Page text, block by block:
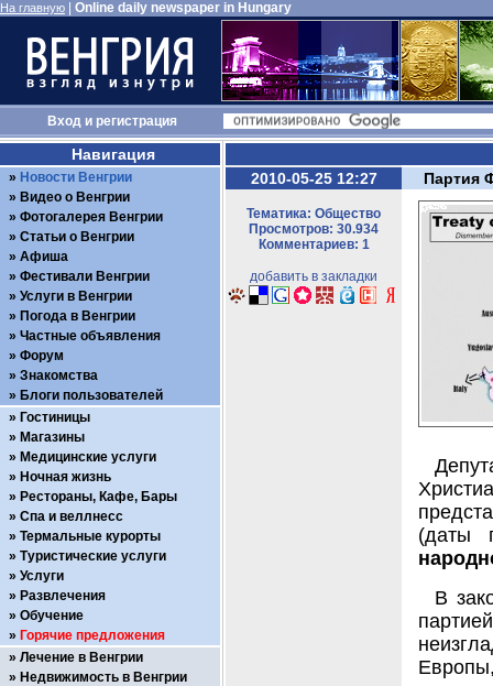
На главную Online daily newspaper in Hungary
Входи регистрация
2010-05-25 12:27
Тематика: Общество
Просмотров: 30.934
Комментариев: 1
добавить в закладки
Партия
(даты
В
Навигация
Новости Венгрии
Видео о Венгрии
Фотогалерея Венгрии
Статьи о Венгрии
Афиша
Фестивали Венгрии
Услуги в Венгрии
Погода в Венгрии
Частные объявления
Форум
Знакомства
Блоги пользователей
Гостиницы
Магазины
Медицинские услуги
Ночная жизнь
Рестораны, Кафе, Бары
Спа и веллнесс
Термальные курорты
Туристические услуги
Услуги
Развлечения
Обучение
Горячие предложения
Лечение в Венгрии
Недвижимость в Венгрии